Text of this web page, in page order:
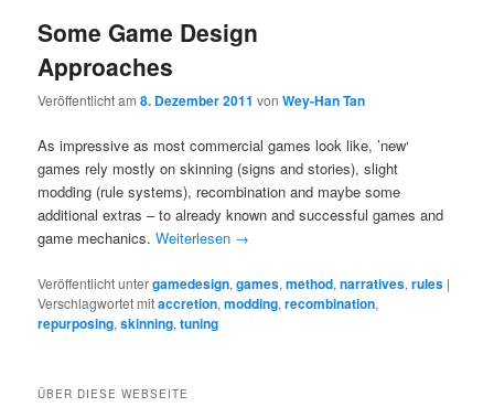
Some Game Design
Approaches
Veröffentlicht am8. Dezember 2011 vonWey-Han Tan
As impressive as most commercial games look like, ’new‘
games rely mostly on skinning (signs and stories), slight
modding (rule systems), recombination and maybe some
additional extras – to already known and successful games and
game mechanics.Weiterlesen →
Veröffentlicht untergamedesign,games,method,narratives,rules |
Verschlagwortet mitaccretion,modding,recombination,
repurposing,skinning,tuning
ÜBER DIESE WEBSEITE